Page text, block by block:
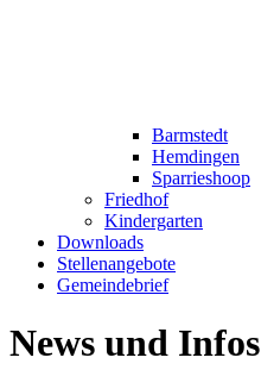
Barmstedt
Hemdingen
Sparrieshoop
Friedhof
Kindergarten
Downloads
Stellenangebote
Gemeindebrief
News und Infos